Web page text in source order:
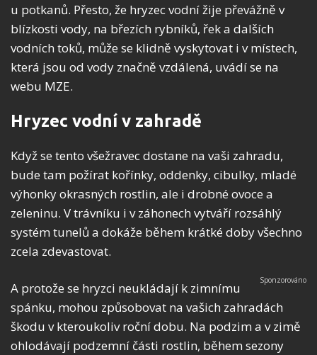
u potkanů. Přesto, že hryzec vodní žije převážně v
blízkosti vody, na březích rybníků, řek a dalších
vodních toků, může se klidně vyskytovat i v místech,
která jsou od vody značně vzdálená, uvádí se na
webu MZE.
Hryzec vodní v zahradě
Když se tento všežravec dostane na vaši zahradu,
bude tam požírat kořínky, oddenky, cibulky, mladé
výhonky okrasných rostlin, ale i drobné ovoce a
zeleninu. V trávníku i v záhonech vytváří rozsáhlý
systém tunelů a dokáže během krátké doby všechno
zcela zdevastovat.
A protože se hryzci neukládají k zimnímu
spánku, mohou způsobovat na vašich zahradách
škodu v kteroukoliv roční dobu. Na podzim a v zimě
ohlodávají podzemní části rostlin, během sezony